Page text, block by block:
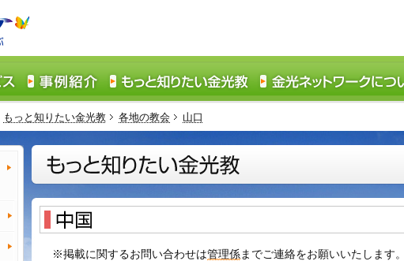
もっと知りたい金光教 各地の教会 山口
※掲載に関するお問い合わせは管理係までご連絡をお願いいたします。